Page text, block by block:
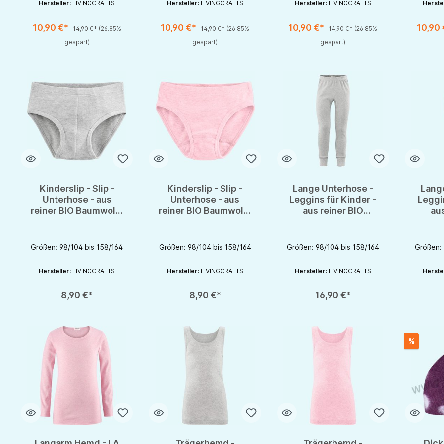
Hersteller: LIVINGCRAFTS
10,90 €* 14,90 €* (26.85%
gespart)
Produkt Anzahl: Gib den gewünschten Wert ein oder benutze die Schaltflächen um die Anzahl zu erhöhen oder zu reduzieren.
Hersteller: LIVINGCRAFTS
10,90 €* 14,90 €* (26.85%
gespart)
Produkt Anzahl: Gib den gewünschten Wert ein oder benutze die Schaltflächen um die Anzahl zu
Hersteller: LIVINGCRAFTS
10,90 €* 14,90 €* (26.85%
gespart)
Produkt Anzahl: Gib den gewünschten Wert ein oder
10,90
Produkt
Kinderslip - Slip -
Unterhose - aus
reiner BIO Baumwolle
Größen: 98/104 bis 158/164
Hersteller: LIVINGCRAFTS
8,90 €*
Kinderslip - Slip -
Unterhose - aus
reiner BIO Baumwolle
Größen: 98/104 bis 158/164
Hersteller: LIVINGCRAFTS
8,90 €*
Lange Unterhose -
Leggins für Kinder -
aus reiner BIO
Größen: 98/104 bis 158/164
Hersteller: LIVINGCRAFTS
16,90 €*
Größen:
%